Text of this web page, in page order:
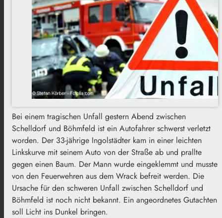
Bei einem tragischen Unfall gestern Abend zwischen
Schelldorf und Böhmfeld ist ein Autofahrer schwerst verletzt
worden. Der 33-jährige Ingolstädter kam in einer leichten
Linkskurve mit seinem Auto von der Straße ab und prallte
gegen einen Baum. Der Mann wurde eingeklemmt und musste
von den Feuerwehren aus dem Wrack befreit werden. Die
Ursache für den schweren Unfall zwischen Schelldorf und
Böhmfeld ist noch nicht bekannt. Ein angeordnetes Gutachten
soll Licht ins Dunkel bringen.